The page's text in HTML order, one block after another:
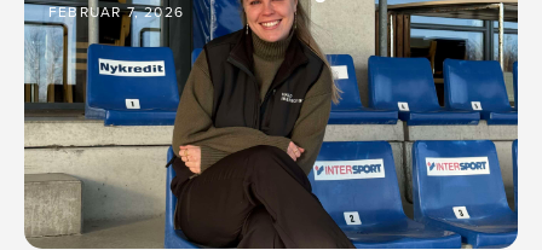
FEBRUAR 7, 2026